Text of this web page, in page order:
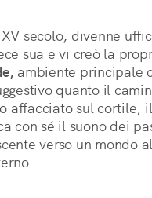
secolo, divenne
sua e vi creò la
ambiente principale
quanto il
affacciato sul cortile,
con sé il suono dei
verso un mondo